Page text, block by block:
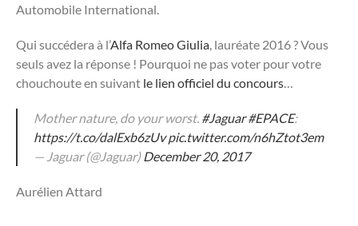
Automobile International.
Qui succédera à l’Alfa Romeo Giulia, lauréate 2016 ? Vous
seuls avez la réponse ! Pourquoi ne pas voter pour votre
chouchoute en suivant le lien officiel du concours…
Mother nature, do your worst. #Jaguar #EPACE:
https://t.co/dalExb6zUv pic.twitter.com/n6hZtot3em
— Jaguar (@Jaguar)December 20, 2017
Aurélien Attard